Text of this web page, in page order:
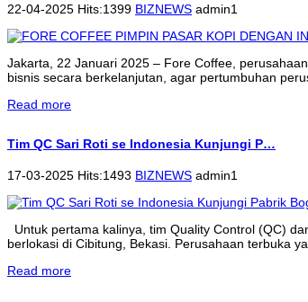
22-04-2025 Hits:1399 BIZNEWS admin1
Jakarta, 22 Januari 2025 – Fore Coffee,
bisnis secara berkelanjutan, agar pertumbuhan
Read more
Tim QC Sari Roti se Indonesia Kunjungi P…
17-03-2025 Hits:1493 BIZNEWS admin1
Untuk pertama kalinya, tim Quality Control (QC)
berlokasi di Cibitung, Bekasi. Perusahaan terbuka
Read more